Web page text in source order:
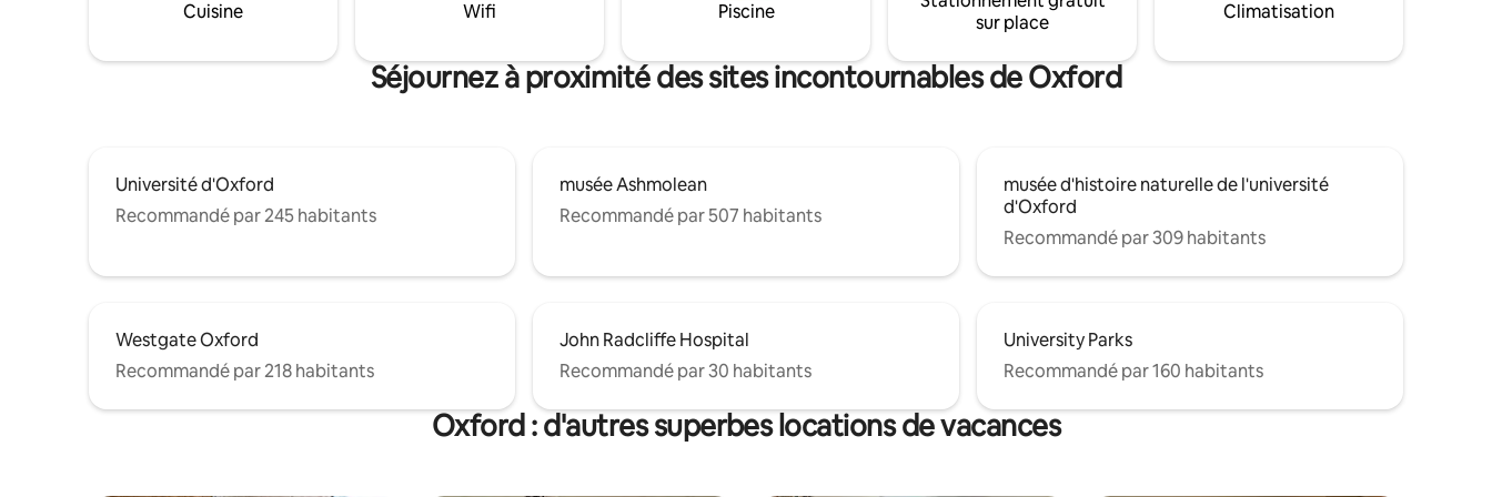
nuits et de 20 % de réduction pour les
retraite romantique parfaite pour se
souvenirs inoubliables.
piscine extérieure, de courts de tennis et
assister à des rendez-vous dans les
Cuisine Wifi Piscine
sur place
Climatisation
Séjournez à proximité des sites incontournables de Oxford
Université d'Oxford
Recommandé par 245 habitants
musée Ashmolean
Recommandé par 507 habitants
musée d'histoire naturelle de l'université
d'Oxford
Recommandé par 309 habitants
Westgate Oxford
Recommandé par 218 habitants
John Radcliffe Hospital
Recommandé par 30 habitants
University Parks
Recommandé par 160 habitants
Oxford : d'autres superbes locations de vacances